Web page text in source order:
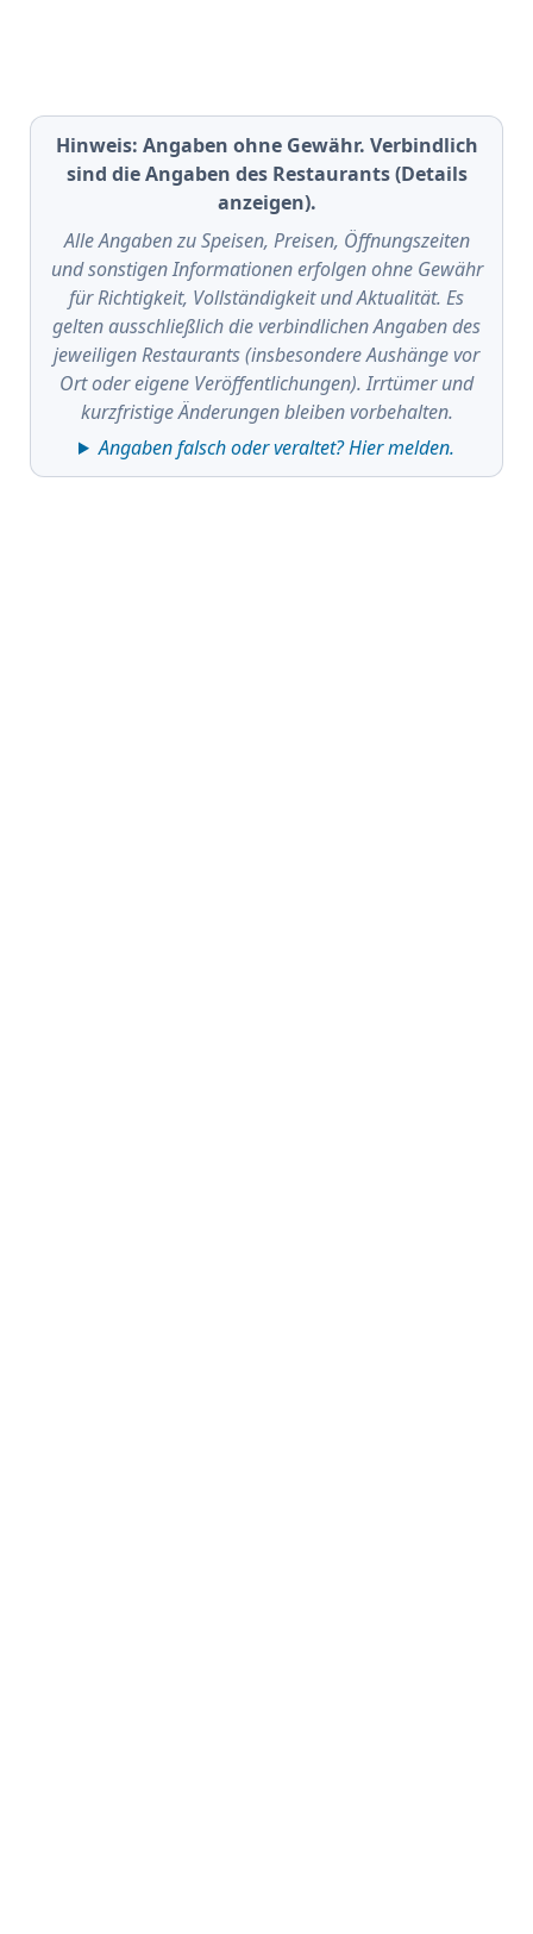
Hinweis: Angaben ohne Gewähr. Verbindlich
sind die Angaben des Restaurants (Details
anzeigen).
Alle Angaben zu Speisen, Preisen, Öffnungszeiten
und sonstigen Informationen erfolgen ohne Gewähr
für Richtigkeit, Vollständigkeit und Aktualität. Es
gelten ausschließlich die verbindlichen Angaben des
jeweiligen Restaurants (insbesondere Aushänge vor
Ort oder eigene Veröffentlichungen). Irrtümer und
kurzfristige Änderungen bleiben vorbehalten.
Angaben falsch oder veraltet? Hier melden.